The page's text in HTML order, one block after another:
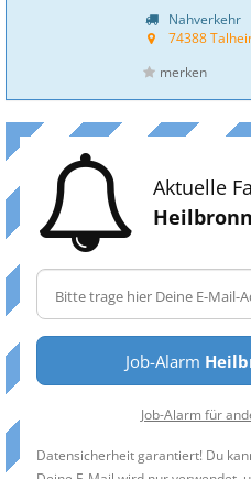
Nahverkehr
74388
merken
Aktuelle
Heilbronn
Job-Alarm
Job-Alarm für
Datensicherheit garantiert! Du